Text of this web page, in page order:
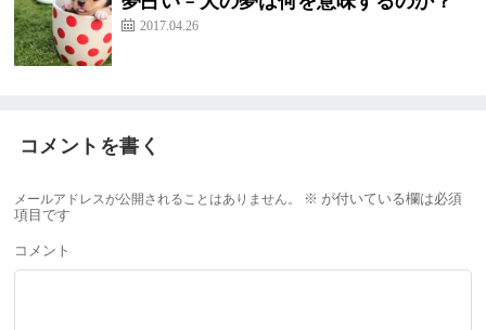
2017.04.26
コメントを書く
メールアドレスが公開されることはありません。 ※ が付いている欄は必須
項目です
コメント